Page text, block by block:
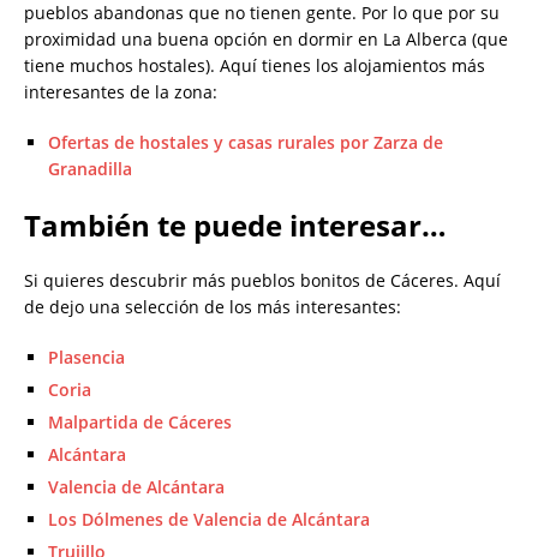
pueblos abandonas que no tienen gente. Por lo que por su
proximidad una buena opción en dormir en La Alberca (que
tiene muchos hostales). Aquí tienes los alojamientos más
interesantes de la zona:
Ofertas de hostales y casas rurales por Zarza de
Granadilla
También te puede interesar…
Si quieres descubrir más pueblos bonitos de Cáceres. Aquí
de dejo una selección de los más interesantes:
Plasencia
Coria
Malpartida de Cáceres
Alcántara
Valencia de Alcántara
Los Dólmenes de Valencia de Alcántara
Trujillo